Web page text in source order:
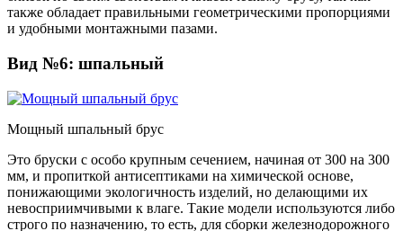
также обладает правильными геометрическими пропорциями
и удобными монтажными пазами.
Вид №6: шпальный
Мощный шпальный брус
Это бруски с особо крупным сечением, начиная от 300 на 300
мм, и пропиткой антисептиками на химической основе,
понижающими экологичность изделий, но делающими их
невосприимчивыми к влаге. Такие модели используются либо
строго по назначению, то есть, для сборки железнодорожного